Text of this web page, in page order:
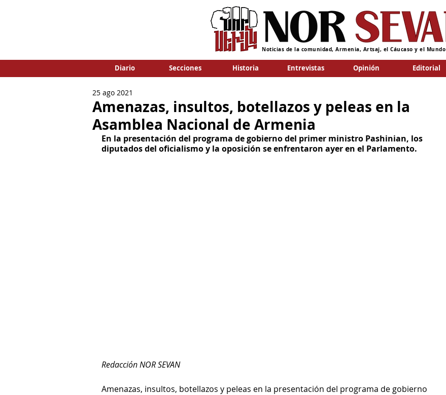
Noticias de la comunidad, Armenia, Artsaj, el Cáucaso y el Mundo
Diario Secciones Historia Entrevistas Opinión Editorial
Amenazas, insultos, botellazos y peleas en la
Asamblea Nacional de Armenia
25 ago 2021
En la presentación del programa de gobierno del primer ministro Pashinian, los
diputados del oficialismo y la oposición se enfrentaron ayer en el Parlamento.
Redacción NOR SEVAN
Amenazas, insultos, botellazos y peleas en la presentación del programa de gobierno